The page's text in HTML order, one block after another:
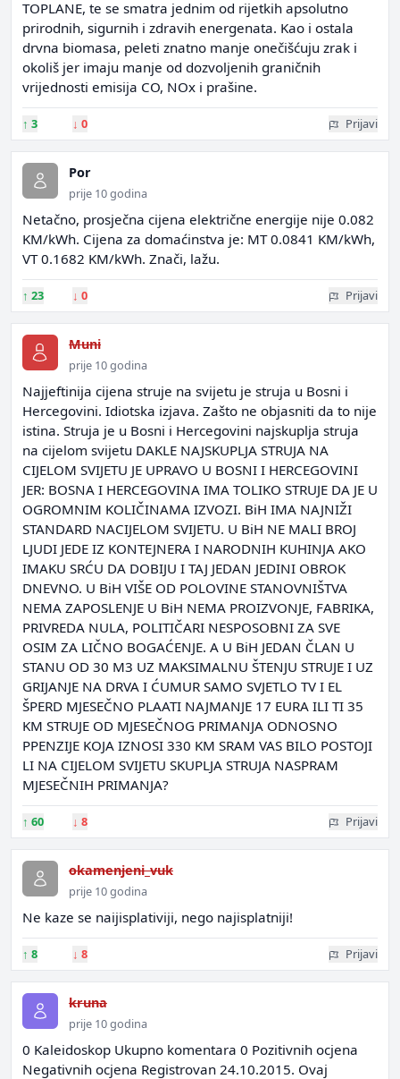
TOPLANE, te se smatra jednim od rijetkih apsolutno
prirodnih, sigurnih i zdravih energenata. Kao i ostala
drvna biomasa, peleti znatno manje onečišćuju zrak i
okoliš jer imaju manje od dozvoljenih graničnih
vrijednosti emisija CO, NOx i prašine.
↑ 3 ↓ 0 Prijavi
Por
prije 10 godina
Netačno, prosječna cijena električne energije nije 0.082
KM/kWh. Cijena za domaćinstva je: MT 0.0841 KM/kWh,
VT 0.1682 KM/kWh. Znači, lažu.
↑ 23 ↓ 0 Prijavi
Muni
prije 10 godina
Najjeftinija cijena struje na svijetu je struja u Bosni i
Hercegovini. Idiotska izjava. Zašto ne objasniti da to nije
istina. Struja je u Bosni i Hercegovini najskuplja struja
na cijelom svijetu DAKLE NAJSKUPLJA STRUJA NA
CIJELOM SVIJETU JE UPRAVO U BOSNI I HERCEGOVINI
JER: BOSNA I HERCEGOVINA IMA TOLIKO STRUJE DA JE U
OGROMNIM KOLIČINAMA IZVOZI. BiH IMA NAJNIŽI
STANDARD NACIJELOM SVIJETU. U BiH NE MALI BROJ
LJUDI JEDE IZ KONTEJNERA I NARODNIH KUHINJA AKO
IMAKU SRĆU DA DOBIJU I TAJ JEDAN JEDINI OBROK
DNEVNO. U BiH VIŠE OD POLOVINE STANOVNIŠTVA
NEMA ZAPOSLENJE U BiH NEMA PROIZVONJE, FABRIKA,
PRIVREDA NULA, POLITIČARI NESPOSOBNI ZA SVE
OSIM ZA LIČNO BOGAĆENJE. A U BiH JEDAN ČLAN U
STANU OD 30 M3 UZ MAKSIMALNU ŠTENJU STRUJE I UZ
GRIJANJE NA DRVA I ĆUMUR SAMO SVJETLO TV I EL
ŠPERD MJESEČNO PLAATI NAJMANJE 17 EURA ILI TI 35
KM STRUJE OD MJESEČNOG PRIMANJA ODNOSNO
PPENZIJE KOJA IZNOSI 330 KM SRAM VAS BILO POSTOJI
LI NA CIJELOM SVIJETU SKUPLJA STRUJA NASPRAM
MJESEČNIH PRIMANJA?
↑ 60 ↓ 8 Prijavi
okamenjeni_vuk
prije 10 godina
Ne kaze se naijisplativiji, nego najisplatniji!
↑ 8 ↓ 8 Prijavi
kruna
prije 10 godina
0 Kaleidoskop Ukupno komentara 0 Pozitivnih ocjena
Negativnih ocjena Registrovan 24.10.2015. Ovaj